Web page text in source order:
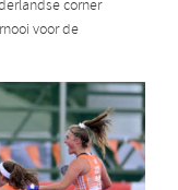
corner
voor de